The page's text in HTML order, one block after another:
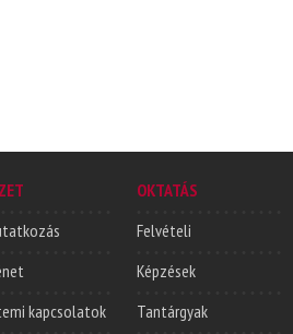
kapcsolatok
OKTATÁS
Felvételi
Képzések
Tantárgyak